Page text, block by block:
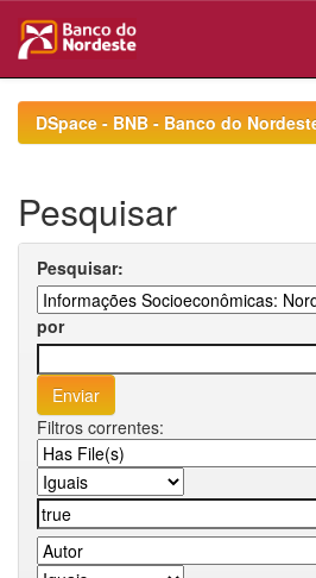
navigationDSpace - BNB - Banco do
Pesquisar
Pesquisar:
por
Filtros correntes: